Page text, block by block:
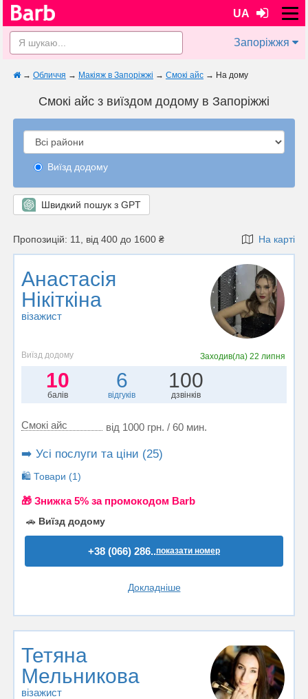
UA
Запоріжжя
→ Обличчя → Макіяж в Запоріжжі → Смокі айс → На дому
Смокі айс з виїздом додому в Запоріжжі
Виїзд додому
Швидкий пошук з GPT
Пропозицій: 11, від 400 до 1600 ₴ На карті
Анастасія
Нікіткіна
візажист
Виїзд додому Заходив(ла) 22 липня
10
балів
6
відгуків
100
дзвінків
Смокі айс від 1000 грн. / 60 мин.
➡️ Усі послуги та ціни (25)
🛍️ Товари (1)
🎁 Знижка 5% за промокодом Barb
🚗 Виїзд додому
+38 (066) 286..показати номер
Докладніше
Тетяна
Мельникова
візажист